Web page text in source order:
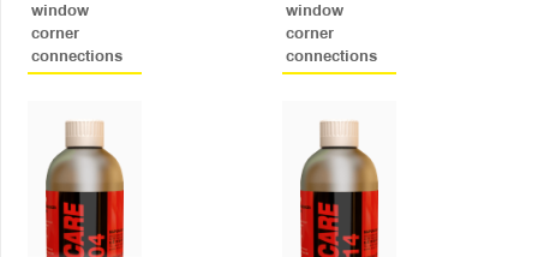
window
corner
connections
window
corner
connections